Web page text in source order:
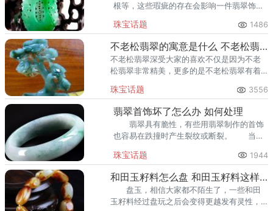
根等，这些瑕疵的存在会影响一件翡翠饰品
珠宝话题 1486
不老松翡翠的寓意是什么 不老松翡翠的寓意
不老松翡翠深受大家的喜欢不仅是因为不老
松翡翠非常精美，更多的是不老松翡翠有着
吗，那么不老松翡翠的寓意是什么呢？ 不老
松翡翠
珠宝话题 3556
翡翠首饰坏了怎么办 如何处理
翡翠具有脆性，有些用翡翠制作的首饰
也容易在跌撞时产生裂纹或断裂。 当玉
续佩戴。 当然，首饰一旦损坏最保险的
办法还是到珠宝店求助。
珠宝话题 1944
和田玉籽料怎么盘 和田玉籽料这样盘效果更好
盘玉，相信大家都不陌生了，一些和田
玉籽料经过盘玩之后会变得更越发有灵性，